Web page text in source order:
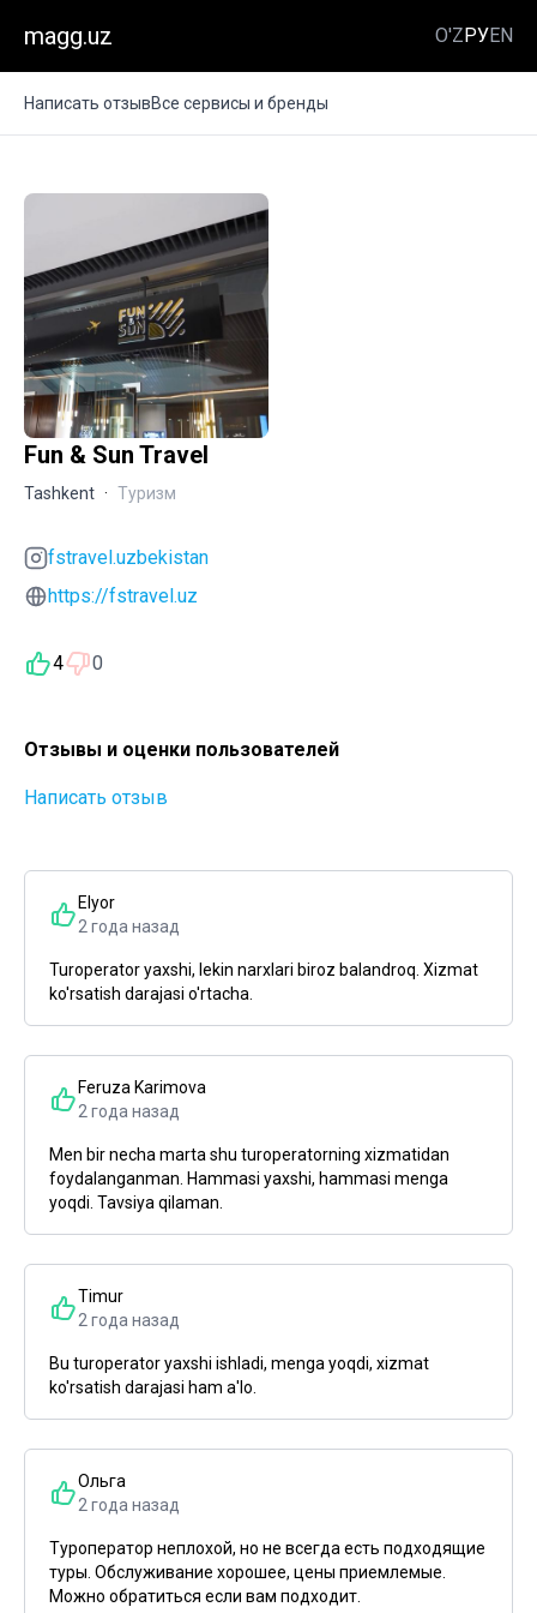
magg.uz O'ZРУEN
Написать отзывВсе сервисы и бренды
Fun & Sun Travel
Tashkent · Туризм
fstravel.uzbekistan
https://fstravel.uz
4 0
Отзывы и оценки пользователей
Написать отзыв
Elyor
2 года назад
Turoperator yaxshi, lekin narxlari biroz balandroq. Xizmat
ko'rsatish darajasi o'rtacha.
Feruza Karimova
2 года назад
Men bir necha marta shu turoperatorning xizmatidan
foydalanganman. Hammasi yaxshi, hammasi menga
yoqdi. Tavsiya qilaman.
Timur
2 года назад
Bu turoperator yaxshi ishladi, menga yoqdi, xizmat
ko'rsatish darajasi ham a'lo.
Ольга
2 года назад
Туроператор неплохой, но не всегда есть подходящие
туры. Обслуживание хорошее, цены приемлемые.
Можно обратиться если вам подходит.